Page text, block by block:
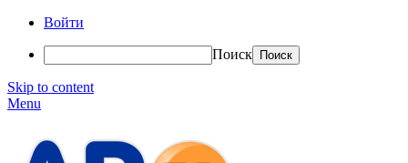
Войти
Поиск
Skip to content
Menu